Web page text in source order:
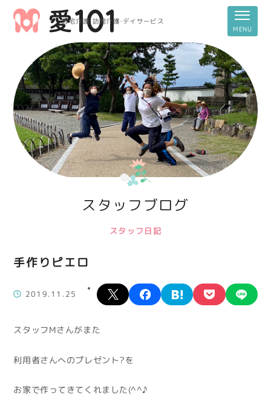
居宅介護・訪問介護・デイサービス
スタッフブログ
スタッフ日記
手作りピエロ
2019.11.25
X facebookhatena pocket
スタッフMさんがまた
利用者さんへのプレゼント?を
お家で作ってきてくれました(^^♪